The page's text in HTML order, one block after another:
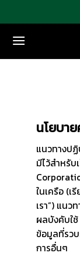
to
content
นโยบา
แนวทางป
มีไว้สำหรับ
ในเครือ (เ
เรา”) แน
ผลบังคับใ
ข้อมูลที่รวบ
การอื่นๆ